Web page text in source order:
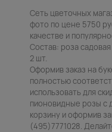
Сеть цветочных
фото по цене 5750
качестве и
Состав: роза
2 шт.
Оформив заказ на
полностью
использовать для
пионовидные розы с
корзину и оформив
(495)7771028.